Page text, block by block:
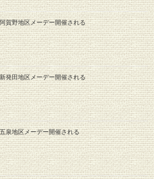
賀野地区メーデー開催される
発田地区メーデー開催される
泉地区メーデー開催される